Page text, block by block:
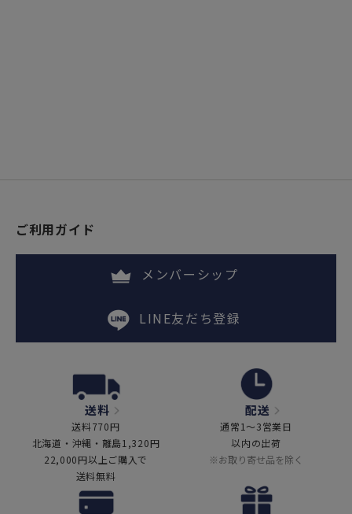
ご利用ガイド
メンバーシップ
LINE友だち登録
送料
送料770円
北海道・沖縄・離島1,320円
22,000円以上ご購入で
送料無料
配送
通常1～3営業日
以内の出荷
※お取り寄せ品を除く